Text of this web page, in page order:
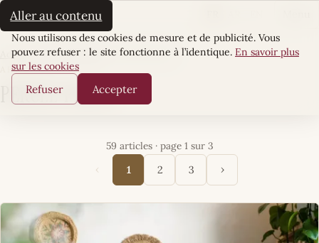
Aller au contenu
La Sultane
Accueil·Sens & Essence· Percée Perso
ARTICLES
Percée Perso
59 articles · page 1 sur 3
‹
1 2 3 ›
Cookies
Nous utilisons des cookies de mesure et de publicité. Vous
pouvez refuser : le site fonctionne à l’identique. En savoir plus
sur les cookies
Refuser Accepter